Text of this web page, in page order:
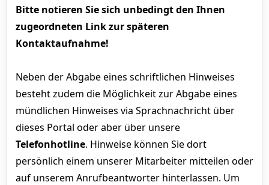
Bitte notieren Sie sich unbedingt den Ihnen
zugeordneten Link zur späteren
Kontaktaufnahme!
Neben der Abgabe eines schriftlichen Hinweises
besteht zudem die Möglichkeit zur Abgabe eines
mündlichen Hinweises via Sprachnachricht über
dieses Portal oder aber über unsere
Telefonhotline. Hinweise können Sie dort
persönlich einem unserer Mitarbeiter mitteilen oder
auf unserem Anrufbeantworter hinterlassen. Um